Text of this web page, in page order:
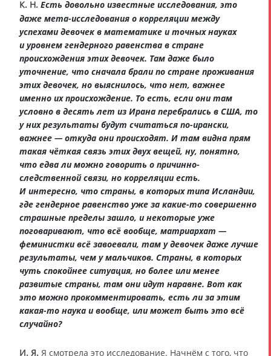
К. Н. Есть довольно известные исследования, это
даже мета-исследования о корреляции между
успехами девочек в математике и точных науках
и уровнем гендерного равенства в стране
происхождения этих девочек. Там даже было
уточнение, что сначала брали по стране проживания
этих девочек, но выяснилось, что нет, важнее
именно их происхождение. То есть, если они там
условно в десять лет из Ирана перебрались в США, то
у них результаты будут считаться по-ирански,
важнее — откуда они происходят. И там видна прям
такая чёткая связь этих двух вещей, ну, понятно,
что едва ли можно говорить о причинно-
следственной связи, но корреляции есть.
И интересно, что страны, в которых типа Исландии,
где гендерное равенство уже за какие-то совершенно
страшные пределы зашло, и некоторые уже
поговаривают, что всё вообще, матриархат —
феминистки всё завоевали, там у девочек даже лучше
результаты, чем у мальчиков. Страны, в которых
чуть спокойнее ситуация, но более или менее
развитые страны, там они идут наравне. Вот как
это можно прокомментировать, есть ли за этим
какая-то наука и вообще, или может быть это всё
случайно?
И. Я. Я смотрела это исследование. Начнём с того, что